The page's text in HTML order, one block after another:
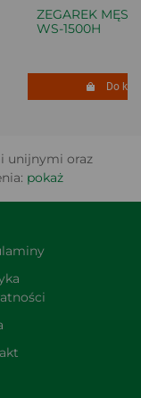
ZEGAREK MĘSKI
WS-1500H
Do
unijnymi oraz
pokaż